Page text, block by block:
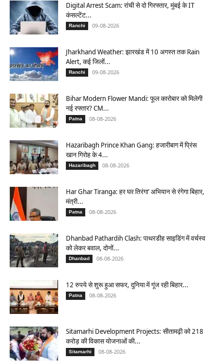
Digital Arrest Scam: रांची से दो गिरफ्तार, मुंबई के IT
कंसल्टेंट...
Ranchi 09-08-2026
Jharkhand Weather: झारखंड में 10 अगस्त तक Rain
Alert, कई जिलों...
Ranchi 09-08-2026
Bihar Modern Flower Mandi: फूल कारोबार को मिलेगी
नई रफ्तार? CM...
Patna 08-08-2026
Hazaribagh Prince Khan Gang: हजारीबाग में प्रिंस
खान गिरोह के 4...
Hazaribagh 08-08-2026
Har Ghar Tiranga: हर घर तिरंगा’ अभियान से रंगेगा बिहार,
मंत्री...
Patna 08-08-2026
Dhanbad Pathardih Clash: पाथरडीह साइडिंग में वर्चस्व
को लेकर बवाल, दोनों...
Dhanbad 08-08-2026
12 रुपये से शुरू हुआ सफर, दुनिया में गूंज रही बिहार...
Patna 08-08-2026
Sitamarhi Development Projects: सीतामढ़ी को 218
करोड़ की विकास योजनाओं की...
Sitamarhi 08-08-2026